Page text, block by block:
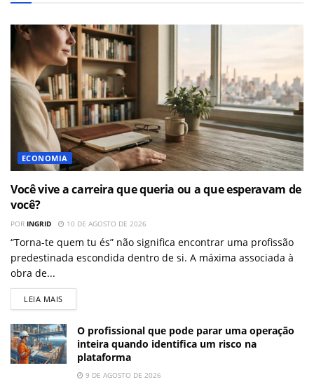
ECONOMIA
Você vive a carreira que queria ou a que esperavam de
você?
POR INGRID 10 DE AGOSTO DE 2026
“Torna-te quem tu és” não significa encontrar uma profissão
predestinada escondida dentro de si. A máxima associada à
obra de...
LEIA MAIS
O profissional que pode parar uma operação
inteira quando identifica um risco na
plataforma
9 DE AGOSTO DE 2026